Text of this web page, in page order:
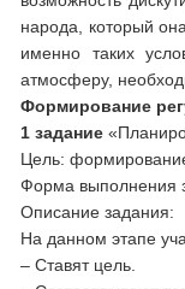
народа, который
именно таких
атмосферу,
Формирование
1 задание
Цель:
Форма выполнения
Описание задания:
На данном этапе
– Ставят цель.